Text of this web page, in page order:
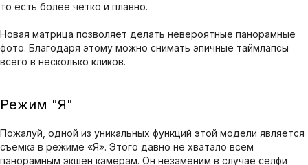
то есть более четко и плавно.
Новая матрица позволяет делать невероятные панорамные
фото. Благодаря этому можно снимать эпичные таймлапсы
всего в несколько кликов.
Режим "Я"
Пожалуй, одной из уникальных функций этой модели является
съемка в режиме «Я». Этого давно не хватало всем
панорамным экшен камерам. Он незаменим в случае селфи